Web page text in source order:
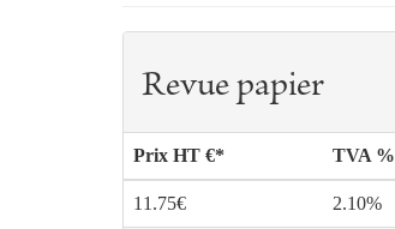
Revue papier
Prix HT €* TVA %
11.75€ 2.10%